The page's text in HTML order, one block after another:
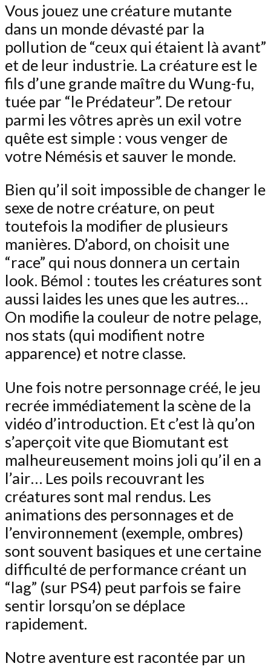
Vous jouez une créature mutante
dans un monde dévasté par la
pollution de “ceux qui étaient là avant”
et de leur industrie. La créature est le
fils d’une grande maître du Wung-fu,
tuée par “le Prédateur”. De retour
parmi les vôtres après un exil votre
quête est simple : vous venger de
votre Némésis et sauver le monde.
Bien qu’il soit impossible de changer le
sexe de notre créature, on peut
toutefois la modifier de plusieurs
manières. D’abord, on choisit une
“race” qui nous donnera un certain
look. Bémol : toutes les créatures sont
aussi laides les unes que les autres…
On modifie la couleur de notre pelage,
nos stats (qui modifient notre
apparence) et notre classe.
Une fois notre personnage créé, le jeu
recrée immédiatement la scène de la
vidéo d’introduction. Et c’est là qu’on
s’aperçoit vite que Biomutant est
malheureusement moins joli qu’il en a
l’air… Les poils recouvrant les
créatures sont mal rendus. Les
animations des personnages et de
l’environnement (exemple, ombres)
sont souvent basiques et une certaine
difficulté de performance créant un
“lag” (sur PS4) peut parfois se faire
sentir lorsqu’on se déplace
rapidement.
Notre aventure est racontée par un